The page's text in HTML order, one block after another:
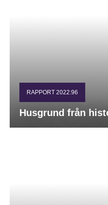
RAPPORT 2022:96
Husgrund från